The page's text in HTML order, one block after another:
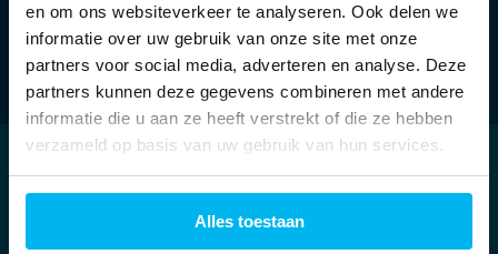
en om ons websiteverkeer te analyseren. Ook delen we
informatie over uw gebruik van onze site met onze
partners voor social media, adverteren en analyse. Deze
partners kunnen deze gegevens combineren met andere
informatie die u aan ze heeft verstrekt of die ze hebben
verzameld op basis van uw gebruik van hun services.
Alles toestaan